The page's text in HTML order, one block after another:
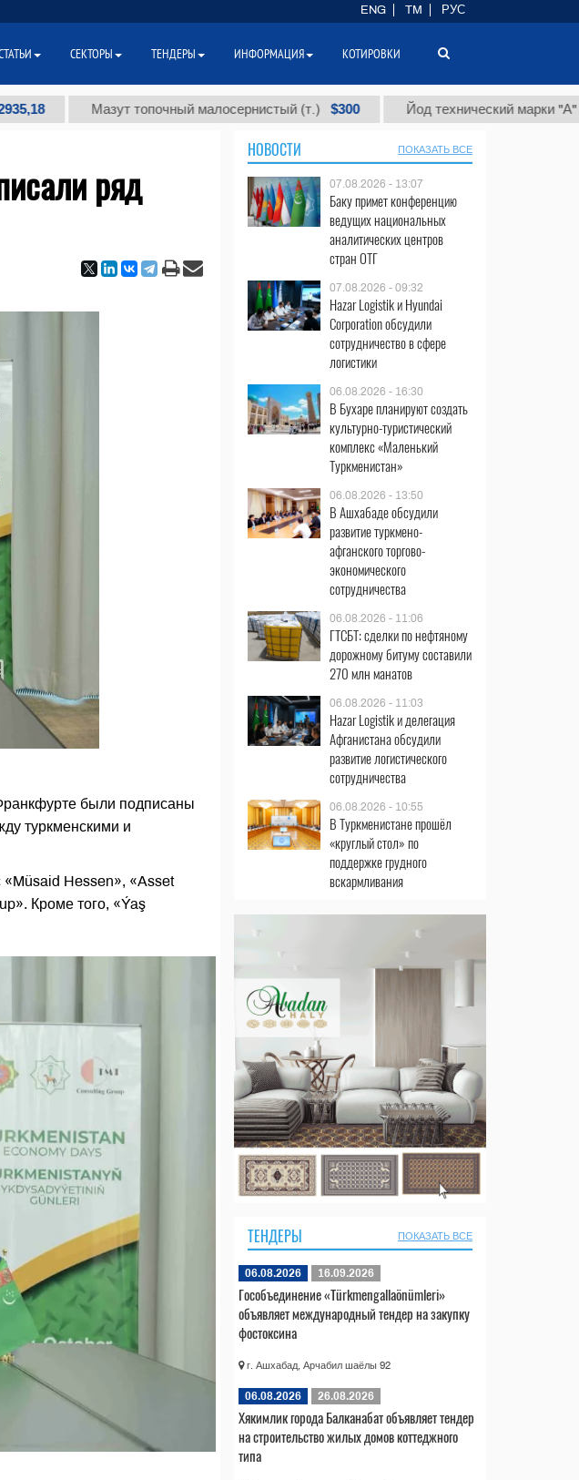
Мазут топочный малосернистый (т.) $300 Йод технический марки "А" (т.) $86
ряд
были подписаны
туркменскими и
«Müsaid Hessen», «Asset
Кроме того, «Ýaş
НОВОСТИ ПОКАЗАТЬ ВСЕ
07.08.2026 - 13:07
Баку примет конференцию
ведущих национальных
аналитических центров
стран ОТГ
07.08.2026 - 09:32
Hazar Logistik и Hyundai
Corporation обсудили
сотрудничество в сфере
логистики
06.08.2026 - 16:30
В Бухаре планируют создать
культурно-туристический
комплекс «Маленький
Туркменистан»
06.08.2026 - 13:50
В Ашхабаде обсудили
развитие туркмено-
афганского торгово-
экономического
сотрудничества
06.08.2026 - 11:06
ГТСБТ: сделки по нефтяному
дорожному битуму составили
270 млн манатов
06.08.2026 - 11:03
Hazar Logistik и делегация
Афганистана обсудили
развитие логистического
сотрудничества
06.08.2026 - 10:55
В Туркменистане прошёл
«круглый стол» по
поддержке грудного
вскармливания
ТЕНДЕРЫ ПОКАЗАТЬ ВСЕ
06.08.2026 16.09.2026
Гособъединение «Türkmengallaönümleri»
объявляет международный тендер на закупку
фостоксина
г. Ашхабад, Арчабил шаёлы 92
06.08.2026 26.08.2026
Хякимлик города Балканабат объявляет тендер
на строительство жилых домов коттеджного
типа
ENG TM РУС
СЕКТОРЫ ТЕНДЕРЫ ИНФОРМАЦИЯ КОТИРОВКИ